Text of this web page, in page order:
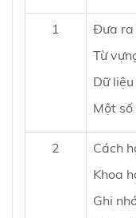
1
Đưa ra
Từ
Dữ
Một
2
Cách
Khoa
Ghi